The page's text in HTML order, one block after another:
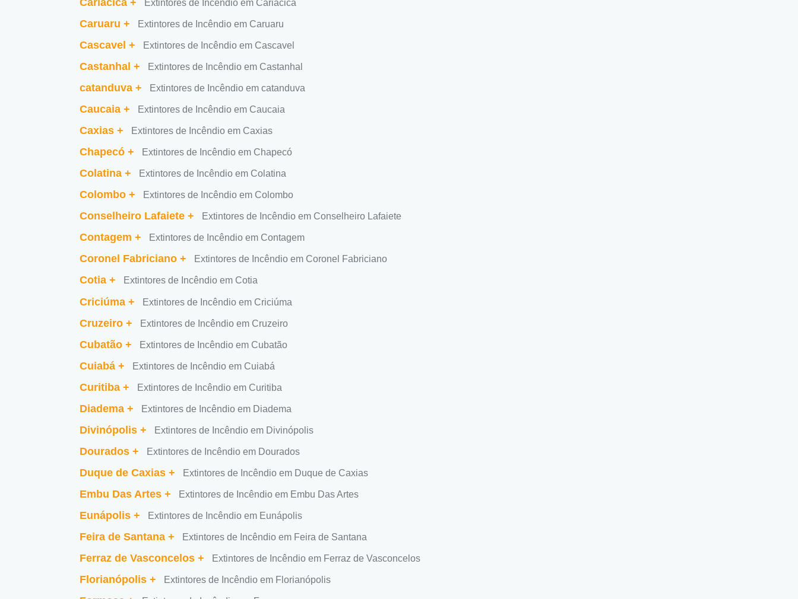
Extintores de Incêndio em Cariacica
Caruaru + Extintores de Incêndio em Caruaru
Cascavel + Extintores de Incêndio em Cascavel
Castanhal + Extintores de Incêndio em Castanhal
catanduva + Extintores de Incêndio em catanduva
Caucaia + Extintores de Incêndio em Caucaia
Caxias + Extintores de Incêndio em Caxias
Chapecó + Extintores de Incêndio em Chapecó
Colatina + Extintores de Incêndio em Colatina
Colombo + Extintores de Incêndio em Colombo
Conselheiro Lafaiete + Extintores de Incêndio em Conselheiro Lafaiete
Contagem + Extintores de Incêndio em Contagem
Coronel Fabriciano + Extintores de Incêndio em Coronel Fabriciano
Cotia + Extintores de Incêndio em Cotia
Criciúma + Extintores de Incêndio em Criciúma
Cruzeiro + Extintores de Incêndio em Cruzeiro
Cubatão + Extintores de Incêndio em Cubatão
Cuiabá + Extintores de Incêndio em Cuiabá
Curitiba + Extintores de Incêndio em Curitiba
Diadema + Extintores de Incêndio em Diadema
Divinópolis + Extintores de Incêndio em Divinópolis
Dourados + Extintores de Incêndio em Dourados
Duque de Caxias + Extintores de Incêndio em Duque de Caxias
Embu Das Artes + Extintores de Incêndio em Embu Das Artes
Eunápolis + Extintores de Incêndio em Eunápolis
Feira de Santana + Extintores de Incêndio em Feira de Santana
Ferraz de Vasconcelos + Extintores de Incêndio em Ferraz de Vasconcelos
Florianópolis + Extintores de Incêndio em Florianópolis